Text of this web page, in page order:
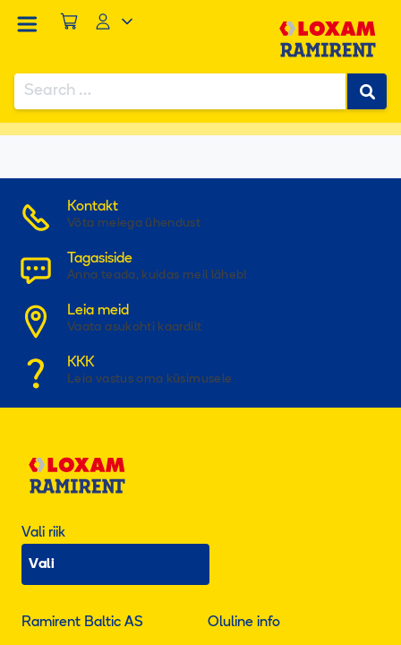
Search
for:
When autocomplete results are available use up and
Kontakt
Võta meiega ühendust
Tagasiside
Anna teada, kuidas meil läheb!
Leia meid
Vaata asukohti kaardilt
KKK
Leia vastus oma küsimusele
Vali riik
Vali
Ramirent Baltic AS Oluline info